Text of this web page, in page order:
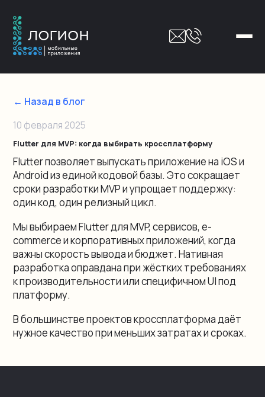
← Назад в блог
10 февраля 2025
Flutter для MVP: когда выбирать кроссплатформу
Flutter позволяет выпускать приложение на iOS и
Android из единой кодовой базы. Это сокращает
сроки разработки MVP и упрощает поддержку:
один код, один релизный цикл.
Мы выбираем Flutter для MVP, сервисов, e-
commerce и корпоративных приложений, когда
важны скорость вывода и бюджет. Нативная
разработка оправдана при жёстких требованиях
к производительности или специфичном UI под
платформу.
В большинстве проектов кроссплатформа даёт
нужное качество при меньших затратах и сроках.